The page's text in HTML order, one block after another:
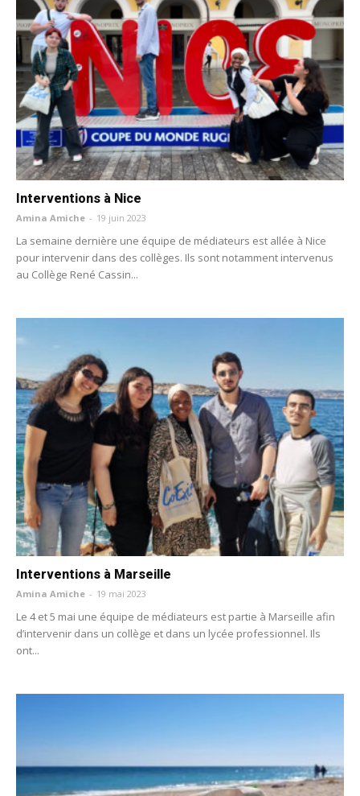
Interventions à Nice
Amina Amiche - 19 juin 2023
La semaine dernière une équipe de médiateurs est allée à Nice
pour intervenir dans des collèges. Ils sont notamment intervenus
au Collège René Cassin...
Interventions à Marseille
Amina Amiche - 19 mai 2023
Le 4 et 5 mai une équipe de médiateurs est partie à Marseille afin
d’intervenir dans un collège et dans un lycée professionnel. Ils
ont...